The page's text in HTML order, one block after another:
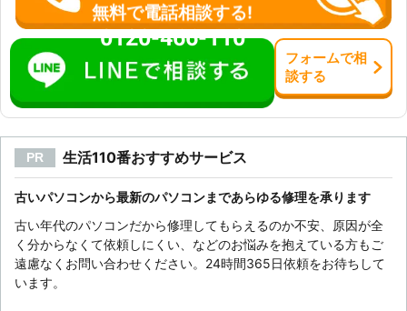
無料で電話相談する!
0120-466-110
フォームで相
談する
PR 生活110番おすすめサービス
古いパソコンから最新のパソコンまであらゆる修理を承ります
古い年代のパソコンだから修理してもらえるのか不安、原因が全
く分からなくて依頼しにくい、などのお悩みを抱えている方もご
遠慮なくお問い合わせください。24時間365日依頼をお待ちして
います。